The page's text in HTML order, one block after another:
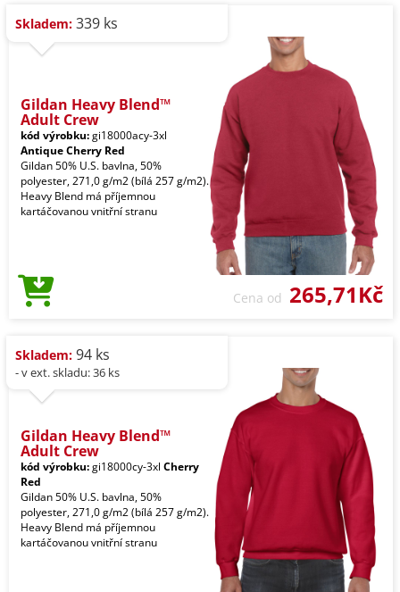
Skladem: 339 ks
Gildan Heavy Blend™
Adult Crew
kód výrobku:gi18000acy-3xl
Antique Cherry Red
Gildan 50% U.S. bavlna, 50%
polyester, 271,0 g/m2 (bílá 257 g/m2).
Heavy Blend má příjemnou
kartáčovanou vnitřní stranu
Cena od 265,71Kč
Skladem: 94 ks
- v ext. skladu: 36 ks
Gildan Heavy Blend™
Adult Crew
kód výrobku:gi18000cy-3xl Cherry
Red
Gildan 50% U.S. bavlna, 50%
polyester, 271,0 g/m2 (bílá 257 g/m2).
Heavy Blend má příjemnou
kartáčovanou vnitřní stranu